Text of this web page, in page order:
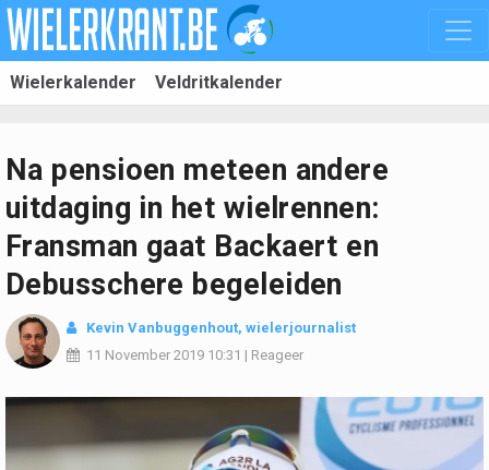
Wielerkalender Veldritkalender
Na pensioen meteen andere
uitdaging in het wielrennen:
Fransman gaat Backaert en
Debusschere begeleiden
Kevin Vanbuggenhout, wielerjournalist
11 November 2019 10:31 | Reageer